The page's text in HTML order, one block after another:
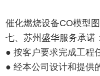
催化燃烧设备CO模型图
七、苏州盛华服务承诺：
● 按客户要求完成工程
● 经本公司设计和提供